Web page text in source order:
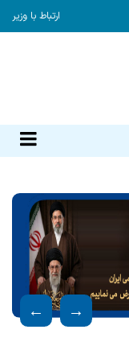
ارتباط با وزیر